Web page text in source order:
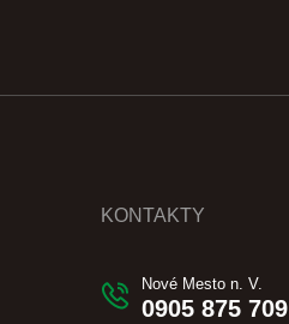
KONTAKTY
Nové Mesto n. V.
0905 875 709